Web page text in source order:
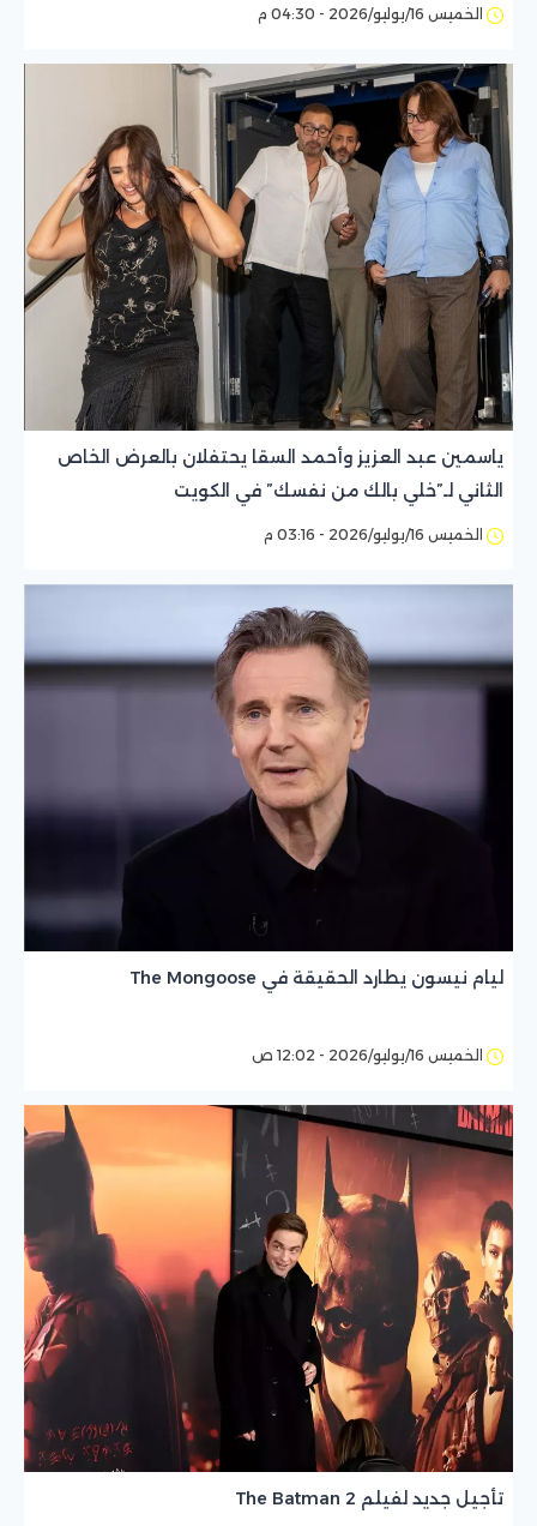
الخميس 16/يوليو/2026 - 04:30 م
ياسمين عبد العزيز وأحمد السقا يحتفلان بالعرض الخاص
الثاني لـ”خلي بالك من نفسك” في الكويت
الخميس 16/يوليو/2026 - 03:16 م
ليام نيسون يطارد الحقيقة في The Mongoose
الخميس 16/يوليو/2026 - 12:02 ص
تأجيل جديد لفيلم The Batman 2